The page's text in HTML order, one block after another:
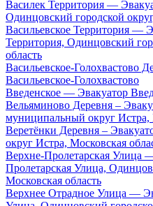
Василек Территория —
Одинцовский городской
Васильевское Территория —
Территория, Одинцовский
область
Васильевское-Голохвастово
Васильевское-Голохвастово
Введенское — Эвакуатор
Вельяминово Деревня –
муниципальный округ Истра,
Веретёнки Деревня –
округ Истра, Московская
Верхне-Пролетарская Улица
Пролетарская Улица,
Московская область
Верхнее Отрадное Улица —